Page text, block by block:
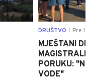
DRUŠTVO Pre 1
MJEŠTANI
PORUKU:
VODE"